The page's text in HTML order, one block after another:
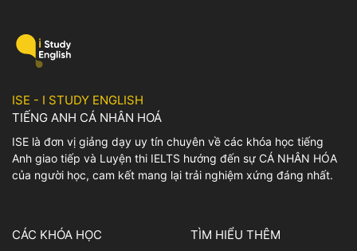
ISE - I STUDY ENGLISH
TIẾNG ANH CÁ NHÂN HOÁ
ISE là đơn vị giảng dạy uy tín chuyên về các khóa học tiếng
Anh giao tiếp và Luyện thi IELTS hướng đến sự CÁ NHÂN HÓA
của người học, cam kết mang lại trải nghiệm xứng đáng nhất.
CÁC KHÓA HỌC TÌM HIỂU THÊM